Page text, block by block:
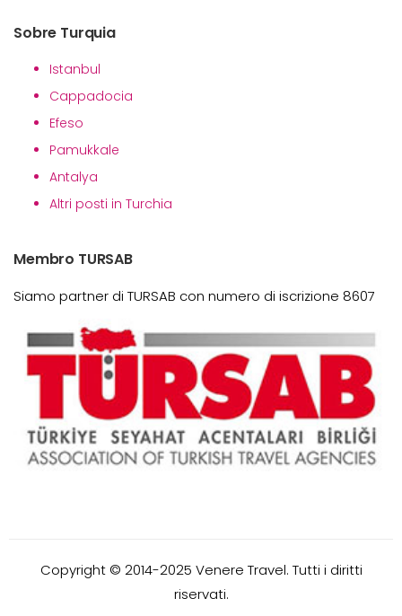
Sobre Turquia
Istanbul
Cappadocia
Efeso
Pamukkale
Antalya
Altri posti in Turchia
Membro TURSAB
Siamo partner di TURSAB con numero di iscrizione 8607
Copyright © 2014-2025 Venere Travel. Tutti i diritti
riservati.